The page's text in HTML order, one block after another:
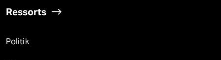
Ressorts
Politik